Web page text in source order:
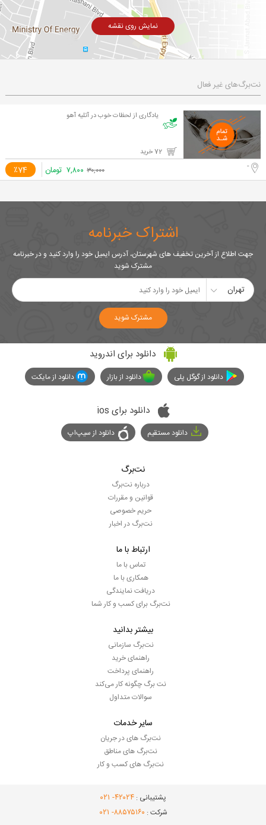
نمایش روی نقشه
نت‌برگ‌های غیر فعال
یادگاری از لحظات خوب در آتلیه آهو
٪74 - ۳۰,۰۰۰ ۷,۸۰۰ تومان
اشتراک خبرنامه
جهت اطلاع از آخرین تخفیف های شهرستان، آدرس ایمیل خود را وارد کنید و در خبرنامه
مشترک شوید
تهران
مشترک شوید
دانلود برای اندروید
دانلود از گوگل پلی دانلود از بازار دانلود از مایکت
دانلود برای ios
دانلود مستقیم دانلود از سیپ‌اپ
نت‌برگ
درباره نت‌برگ
قوانین و مقررات
حریم خصوصی
نت‌برگ در اخبار
ارتباط با ما
تماس با ما
همکاری با ما
دریافت نمایندگی
نت‌برگ برای کسب و کار شما
بیشتر بدانید
نت‌برگ سازمانی
راهنمای خرید
راهنمای پرداخت
نت برگ چگونه کار می‌کند
سوالات متداول
سایر خدمات
نت‌برگ های در جریان
نت‌برگ های مناطق
نت‌برگ های کسب و کار
پشتیبانی : ۴۲۰۲۴- ۰۲۱
شرکت : ۸۸۵۷۵۱۶۰- ۰۲۱